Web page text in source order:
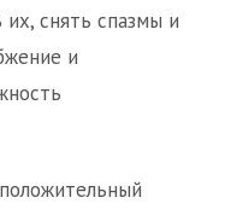
снять спазмы и
и